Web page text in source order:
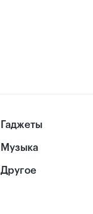
Гаджеты
Музыка
Другое